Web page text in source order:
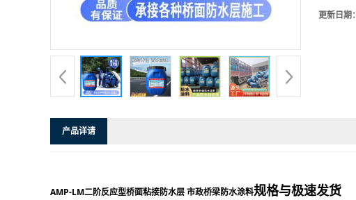
更新日期：
产品详请
AMP-LM二阶反应型桥面粘接防水层 市政桥梁防水涂料规格与极速发货